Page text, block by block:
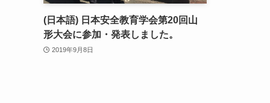
(日本語) 日本安全教育学会第20回山
形大会に参加・発表しました。
2019年9月8日